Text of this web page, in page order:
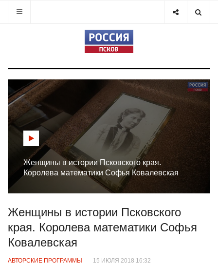
Женщины в истории Псковского края.
Королева математики Софья Ковалевская
Женщины в истории Псковского
края. Королева математики Софья
Ковалевская
АВТОРСКИЕ ПРОГРАММЫ 15 ИЮЛЯ 2018 16:32